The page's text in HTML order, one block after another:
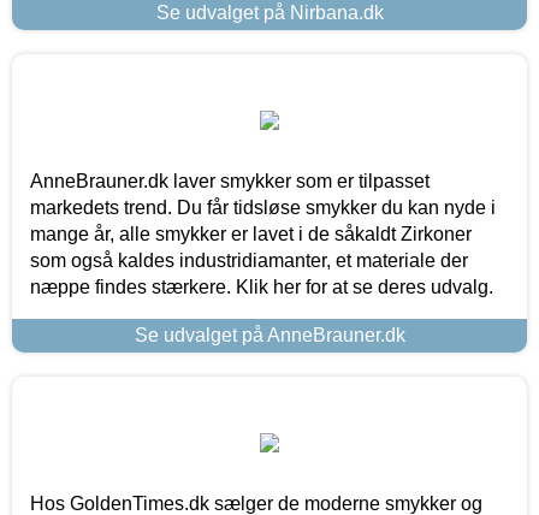
Se udvalget på Nirbana.dk
AnneBrauner.dk laver smykker som er tilpasset
markedets trend. Du får tidsløse smykker du kan nyde i
mange år, alle smykker er lavet i de såkaldt Zirkoner
som også kaldes industridiamanter, et materiale der
næppe findes stærkere. Klik her for at se deres udvalg.
Se udvalget på AnneBrauner.dk
Hos GoldenTimes.dk sælger de moderne smykker og